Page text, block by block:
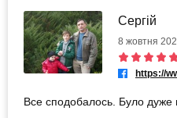
Сергій
8 жовтня
Все сподобалось. Було дуже